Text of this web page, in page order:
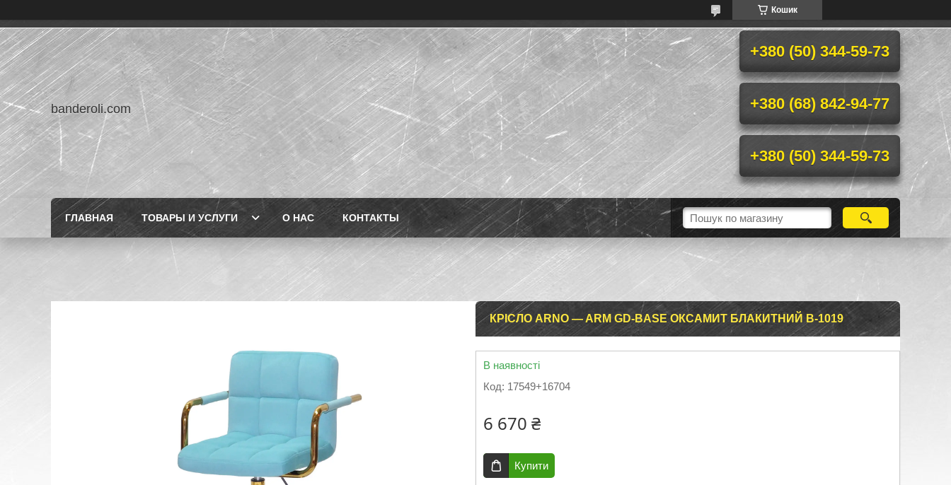
Кошик
banderoli.com
+380 (50) 344-59-73
+380 (68) 842-94-77
+380 (50) 344-59-73
ГЛАВНАЯ ТОВАРЫ И УСЛУГИ О НАС КОНТАКТЫ
КРІСЛО ARNO — ARM GD-BASE ОКСАМИТ БЛАКИТНИЙ В-1019
В наявності
Код: 17549+16704
6 670 ₴
Купити